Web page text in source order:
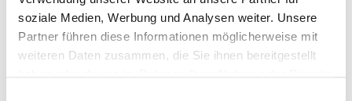
soziale Medien, Werbung und Analysen weiter. Unsere
Partner führen diese Informationen möglicherweise mit
weiteren Daten zusammen, die Sie ihnen bereitgestellt